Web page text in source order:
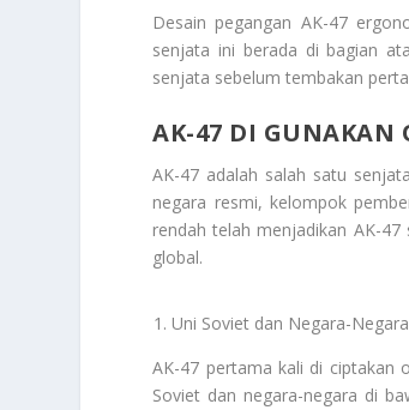
Desain pegangan AK-47
senjata ini berada di bagian
senjata sebelum tembakan
AK-47 DI GUNAKAN
AK-47 adalah salah satu
negara resmi, kelompok
rendah telah menjadikan AK-
global.
Uni Soviet dan Negara-
AK-47 pertama kali di ciptakan
Soviet dan negara-negara di